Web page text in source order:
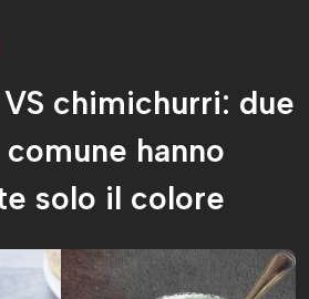
chimichurri: due
hanno
solo il colore